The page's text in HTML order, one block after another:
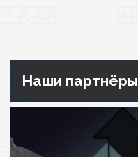
Наши партнёры